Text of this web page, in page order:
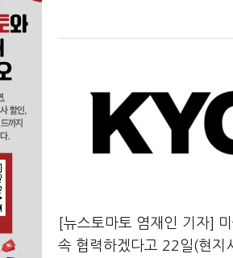
[뉴스토마토 염재인 기자]
속 협력하겠다고 22일(현지